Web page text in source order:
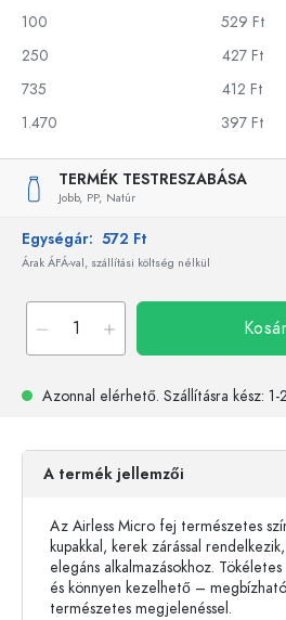
100
529 Ft
250
427 Ft
735
412 Ft
1.470
397 Ft
TERMÉK TESTRESZABÁSA
Jobb, PP, Natúr
Egységár: 572 Ft
Árak ÁFÁ-val, szállítási költség nélkül
Azonnal elérhető. Szállításra kész: 1-
A termék jellemzői
Az Airless Micro fej természetes
kupakkal, kerek zárással
elegáns alkalmazásokhoz.
és könnyen kezelhető –
természetes megjelenéssel.